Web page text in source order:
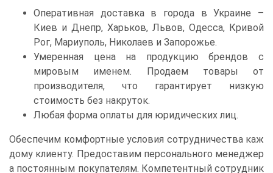
Оперативная доставка в города в Украине –
Киев и Днепр, Харьков, Львов, Одесса, Кривой
Рог, Мариуполь, Николаев и Запорожье.
Умеренная цена на продукцию брендов с
мировым именем. Продаем товары от
производителя, что гарантирует низкую
стоимость без накруток.
Любая форма оплаты для юридических лиц.
Обеспечим комфортные условия сотрудничества каж
дому клиенту. Предоставим персонального менеджер
а постоянным покупателям. Компетентный сотрудник